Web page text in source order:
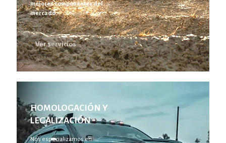
mejores componentes del
mercado.
Ver servicios
HOMOLOGACIÓN Y
LEGALIZACIÓN
Nos especializamos en